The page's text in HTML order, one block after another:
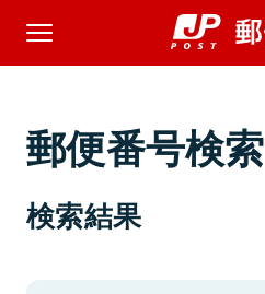
郵便番号検索
検索結果